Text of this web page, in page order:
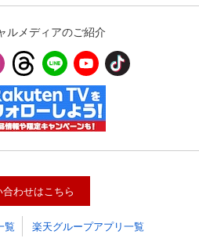
済方法の変更が可能です。
ルメディアのご紹介
合わせはこちら
覧 楽天グループアプリ一覧